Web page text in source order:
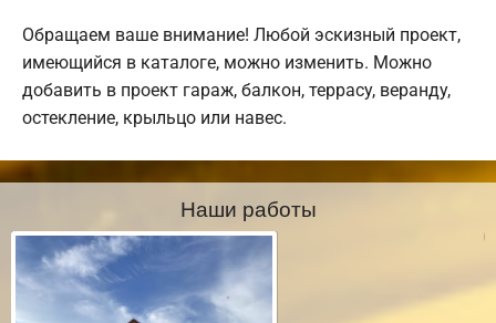
Обращаем ваше внимание! Любой эскизный проект,
имеющийся в каталоге, можно изменить. Можно
добавить в проект гараж, балкон, террасу, веранду,
остекление, крыльцо или навес.
Наши работы